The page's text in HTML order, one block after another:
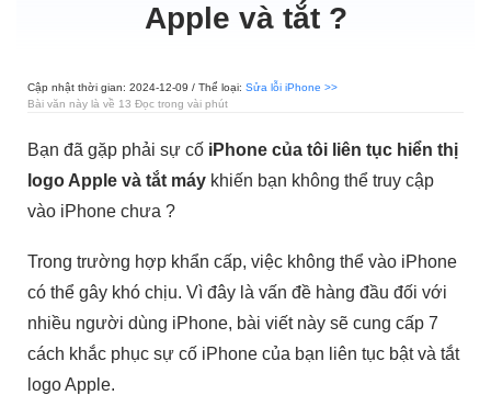
Apple và tắt ?
Cập nhật thời gian: 2024-12-09 / Thể loại: Sửa lỗi iPhone >>
Bài văn này là về 13 Đọc trong vài phút
Bạn đã gặp phải sự cố iPhone của tôi liên tục hiển thị
logo Apple và tắt máy khiến bạn không thể truy cập
vào iPhone chưa ?
Trong trường hợp khẩn cấp, việc không thể vào iPhone
có thể gây khó chịu. Vì đây là vấn đề hàng đầu đối với
nhiều người dùng iPhone, bài viết này sẽ cung cấp 7
cách khắc phục sự cố iPhone của bạn liên tục bật và tắt
logo Apple.